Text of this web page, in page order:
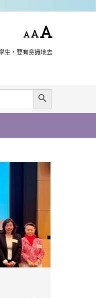
生，要有意識地去
Search Button